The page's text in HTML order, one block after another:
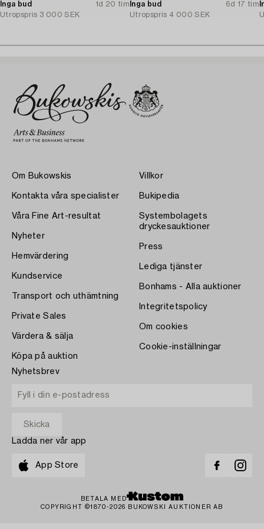
Inga bud
1d 20 tim
Utropspris 3 000 SEK
Inga bud
6d 17 tim
Utropspris 4 000 SEK
Om Bukowskis
Kontakta våra specialister
Våra Fine Art-resultat
Nyheter
Hemvärdering
Kundservice
Transport och uthämtning
Private Sales
Värdera & sälja
Köpa på auktion
Villkor
Bukipedia
Systembolagets
dryckesauktioner
Press
Lediga tjänster
Bonhams - Alla auktioner
Integritetspolicy
Om cookies
Cookie-inställningar
Nyhetsbrev
Ladda ner vår app
App Store
BETALA MED
COPYRIGHT ©1870-2026 BUKOWSKI AUKTIONER AB